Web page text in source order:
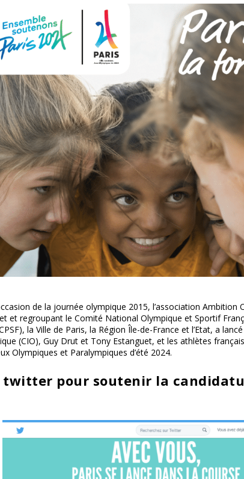
de la journée olympique 2015, l’association Ambition
et regroupant le Comité National Olympique et Sportif
la Ville de Paris, la Région Île-de-France et l’Etat, a
(CIO), Guy Drut et Tony Estanguet, et les athlètes
Olympiques et Paralympiques d’été 2024.
twitter pour soutenir la